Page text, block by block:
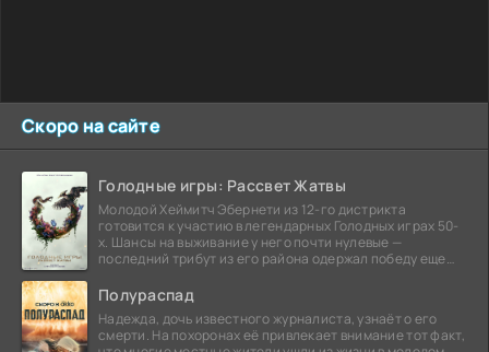
Скоро на сайте
Голодные игры: Рассвет Жатвы
Молодой Хеймитч Эбернети из 12-го дистрикта
готовится к участию в легендарных Голодных играх 50-
х. Шансы на выживание у него почти нулевые —
последний трибут из его района одержал победу еще
Полураспад
Надежда, дочь известного журналиста, узнаёт о его
смерти. На похоронах её привлекает внимание тот факт,